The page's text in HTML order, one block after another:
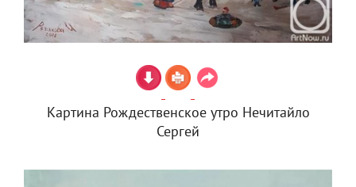
Картина Рождественское утро Нечитайло
Сергей